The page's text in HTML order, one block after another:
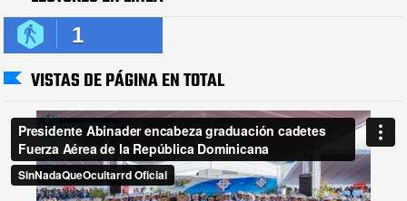
1
VISTAS DE PÁGINA EN TOTAL